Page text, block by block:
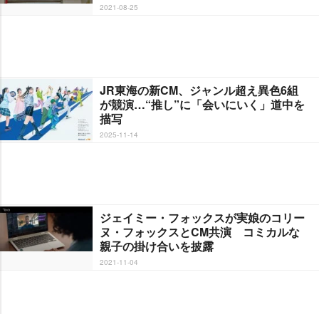
2021-08-25
JR東海の新CM、ジャンル超え異色6組
が競演…“推し”に「会いにいく」道中を
描写
2025-11-14
ジェイミー・フォックスが実娘のコリー
ヌ・フォックスとCM共演 コミカルな
親子の掛け合いを披露
2021-11-04